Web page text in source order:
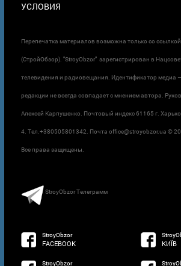
УСЛОВИЯ
Перепечатка материалов возможна только со ссылкой
(СтройОбзор). "StroyObzor" зарегистрирован в
телевидения и радиовещания. Идентификатор медиа
редакции не всегда совпадает с мнением автора.
Алексей Карпушенко. Почтовый индекс 61165 г.
4. Тел.+380505801342. Почта office@stroyobzor.ua ©
Все права защищены.
StroyObzor Телеграмм
StroyObzor
FACEBOOK КИЇВ
StroyObzor